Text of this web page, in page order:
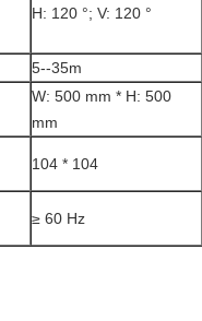
H: 120 °; V: 120 °
5--35m
W: 500 mm * H: 500
mm
104 * 104
≥ 60 Hz